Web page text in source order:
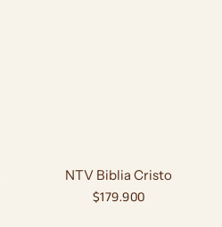
NTV Biblia Cristo
Precio
$179.900